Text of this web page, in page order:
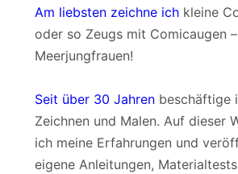
Am liebsten zeichne ichkleine
oder so Zeugs mit Comicaugen
Meerjungfrauen!
Seit über 30 Jahrenbeschäftige
Zeichnen und Malen. Auf dieser
ich meine Erfahrungen und
eigene Anleitungen,